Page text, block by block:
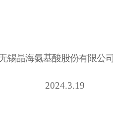
锡晶海氨基酸股份有限公司
2024.3.19